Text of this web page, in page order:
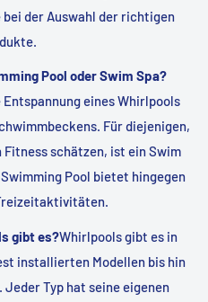
der Auswahl der richtigen
Pool oder Swim Spa?
eines Whirlpools
Für diejenigen,
Fitness schätzen, ist ein Swim
Pool bietet hingegen
gibt es?Whirlpools gibt es in
installierten Modellen bis hin
Typ hat seine eigenen